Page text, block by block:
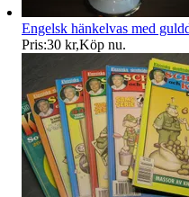
Engelsk hänkelvas med
Pris:30 kr,Köp nu.